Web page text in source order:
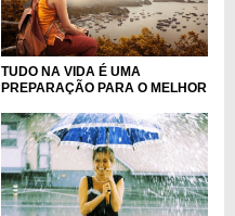
TUDO NA VIDA É UMA
PREPARAÇÃO PARA O MELHOR